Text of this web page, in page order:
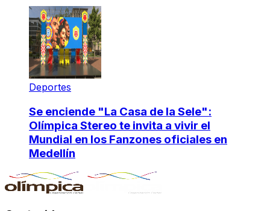
Deportes
Se enciende "La Casa de la Sele":
Olímpica Stereo te invita a vivir el
Mundial en los Fanzones oficiales en
Medellín